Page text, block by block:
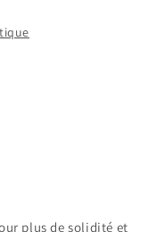
plus de solidité et